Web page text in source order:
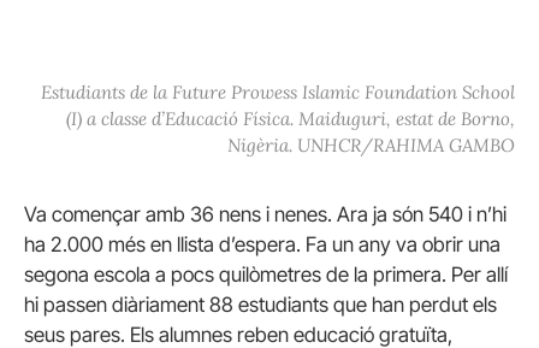
Estudiants de la Future Prowess Islamic Foundation School
(I) a classe d’Educació Física. Maiduguri, estat de Borno,
Nigèria. UNHCR/RAHIMA GAMBO
Va començar amb 36 nens i nenes. Ara ja són 540 i n’hi
ha 2.000 més en llista d’espera. Fa un any va obrir una
segona escola a pocs quilòmetres de la primera. Per allí
hi passen diàriament 88 estudiants que han perdut els
seus pares. Els alumnes reben educació gratuïta,